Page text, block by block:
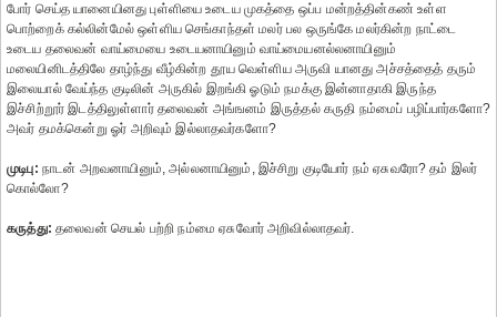
போர் செய்த யானையினது புள்ளியை உடைய முகத்தை ஒப்ப மன்றத்தின்கண் உள்ள
பொற்றைக் கல்லின்மேல் ஒள்ளிய செங்காந்தள் மலர் பல ஒருங்கே மலர்கின்ற நாட்டை
உடைய தலைவன் வாய்மையை உடையனாயினும் வாய்மையனல்லனாயினும்
மலையினிடத்திலே தாழ்ந்து வீழ்கின்ற தூய வெள்ளிய அருவி யானது அச்சத்தைத் தரும்
இலையால் வேய்ந்த குடிலின் அருகில் இறங்கி ஓடும் நமக்கு இன்னாதாகி இருந்த
இச்சிற்றூர் இடத்திலுள்ளார் தலைவன் அங்ஙனம் இருத்தல் கருதி நம்மைப் பழிப்பார்களோ?
அவர் தமக்கென்று ஓர் அறிவும் இல்லாதவர்களோ?
முடிபு: நாடன் அறவனாயினும், அல்லனாயினும், இச்சிறு குடியோர் நம் ஏசுவரோ? தம் இலர்
கொல்லோ?
கருத்து: தலைவன் செயல் பற்றி நம்மை ஏசுவோர் அறிவில்லாதவர்.